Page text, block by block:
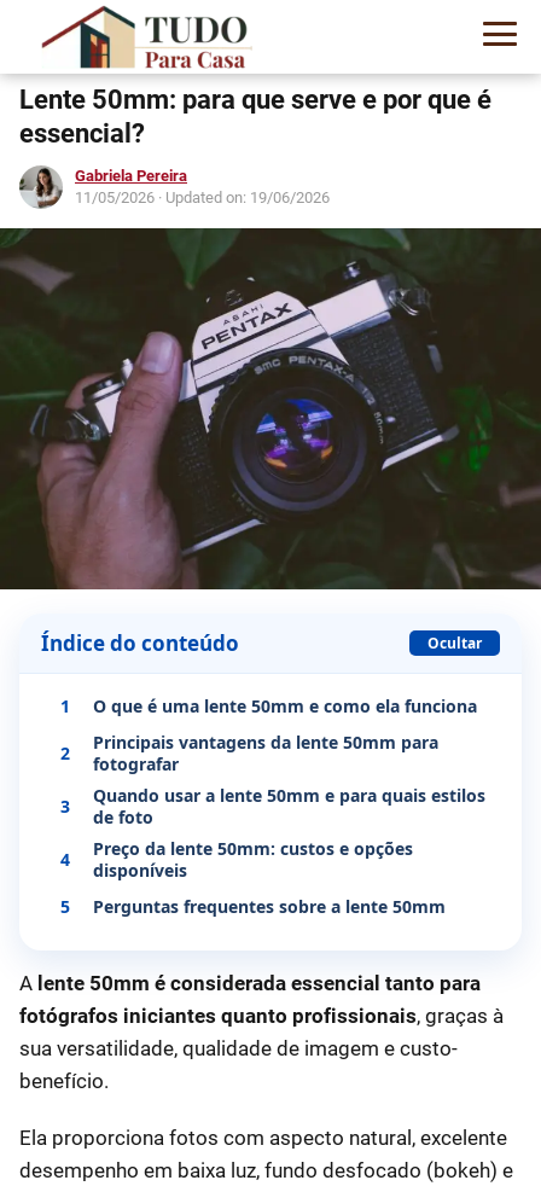
Lente 50mm: para que serve e por que é
essencial?
Gabriela Pereira
11/05/2026 · Updated on: 19/06/2026
Índice do conteúdo Ocultar
1 O que é uma lente 50mm e como ela funciona
2
Principais vantagens da lente 50mm para
fotografar
3
Quando usar a lente 50mm e para quais estilos
de foto
4
Preço da lente 50mm: custos e opções
disponíveis
5
Perguntas frequentes sobre a lente 50mm
A lente 50mm é considerada essencial tanto para
fotógrafos iniciantes quanto profissionais, graças à
sua versatilidade, qualidade de imagem e custo-
benefício.
Ela proporciona fotos com aspecto natural, excelente
desempenho em baixa luz, fundo desfocado (bokeh) e